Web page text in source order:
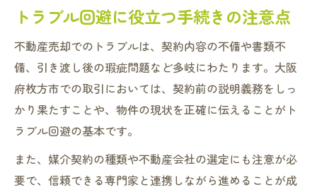
トラブル回避に役立つ手続きの注意点
不動産売却でのトラブルは、契約内容の不備や書類不
備、引き渡し後の瑕疵問題など多岐にわたります。大阪
府枚方市での取引においては、契約前の説明義務をしっ
かり果たすことや、物件の現状を正確に伝えることがト
ラブル回避の基本です。
また、媒介契約の種類や不動産会社の選定にも注意が必
要で、信頼できる専門家と連携しながら進めることが成